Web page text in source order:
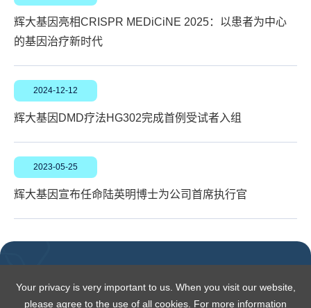
Your privacy is very important to us. When you visit our website,
please agree to the use of all cookies. For more information
辉大基因亮相CRISPR MEDiCiNE 2025：以患者为中心
的基因治疗新时代
2024-12-12
辉大基因DMD疗法HG302完成首例受试者入组
2023-05-25
辉大基因宣布任命陆英明博士为公司首席执行官